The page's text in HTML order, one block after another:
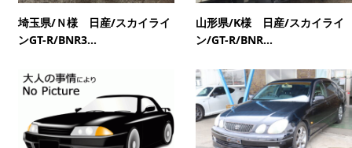
埼玉県/Ｎ様 日産/スカイライ
ンGT-R/BNR3...
山形県/K様 日産/スカイライ
ン/GT-R/BNR...